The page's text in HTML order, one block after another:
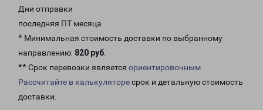
Дни отправки
последняя ПТ месяца
* Минимальная стоимость доставки по выбранному
направлению: 820 руб.
** Срок перевозки является ориентировочным
Рассчитайте в калькуляторесрок и детальную стоимость
доставки.